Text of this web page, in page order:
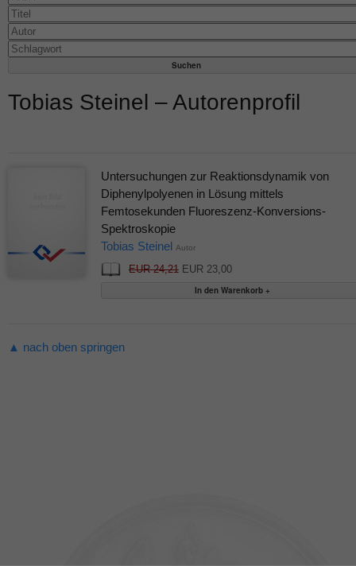
Tobias Steinel – Autorenprofil
Untersuchungen zur Reaktionsdynamik von
Diphenylpolyenen in Lösung mittels
Femtosekunden Fluoreszenz-Konversions-
Spektroskopie
Tobias Steinel Autor
EUR 24,21EUR 23,00
▲ nach oben springen